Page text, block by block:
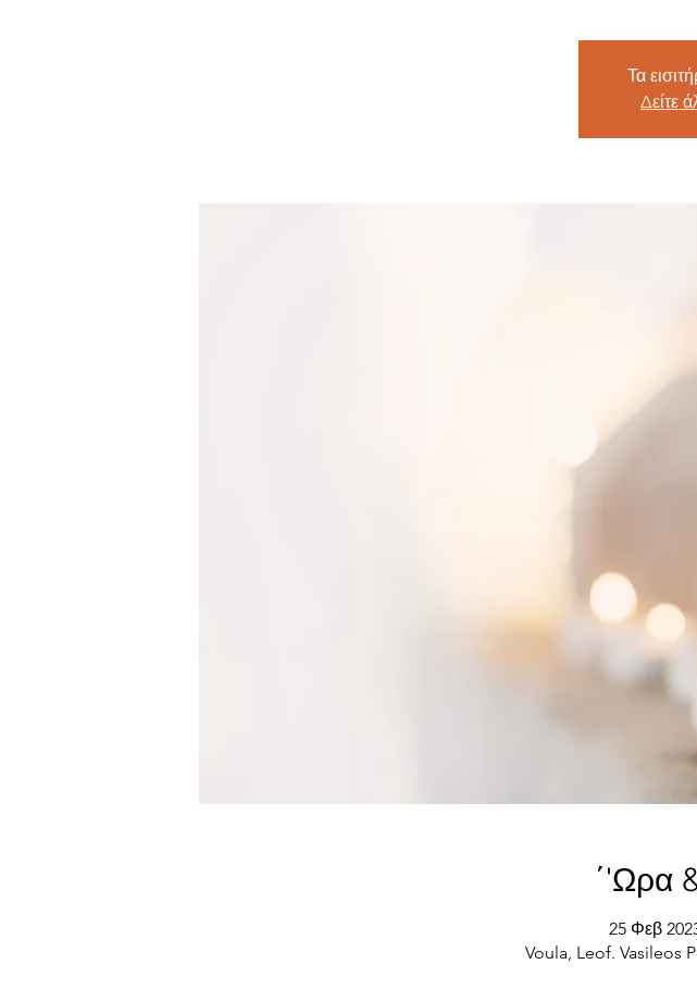
Τα
Δείτε
΄'Ωρα
25 Φεβ
Voula, Leof. Vasileos